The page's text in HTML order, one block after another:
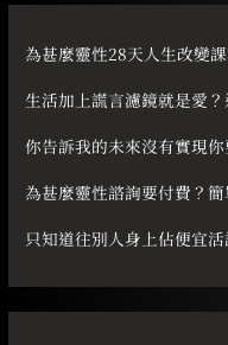
字
為甚麼靈性28天人生改變
生活加上謊言濾鏡就是愛
你告訴我的未來沒有實現
為甚麼靈性諮詢要付費？
只知道往別人身上佔便宜